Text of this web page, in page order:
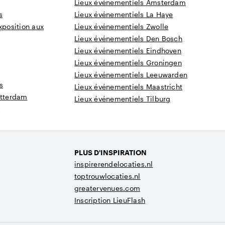
aux
Lieux événementiels Amsterdam
Lieux événementiels La Haye
Lieux événementiels Zwolle
Lieux événementiels Den Bosch
Lieux événementiels Eindhoven
Lieux événementiels Groningen
Lieux événementiels Leeuwarden
Lieux événementiels Maastricht
Lieux événementiels Tilburg
PLUS D'INSPIRATION
inspirerendelocaties.nl
toptrouwlocaties.nl
greatervenues.com
Inscription LieuFlash